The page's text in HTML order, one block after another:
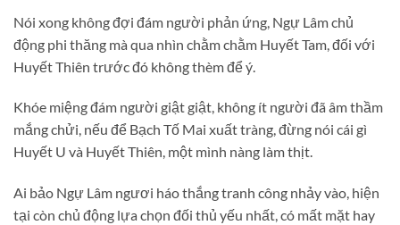
Nói xong không đợi đám người phản ứng, Ngự Lâm chủ
động phi thăng mà qua nhìn chằm chằm Huyết Tam, đối với
Huyết Thiên trước đó không thèm để ý.
Khóe miệng đám người giật giật, không ít người đã âm thầm
mắng chửi, nếu để Bạch Tố Mai xuất tràng, đừng nói cái gì
Huyết U và Huyết Thiên, một mình nàng làm thịt.
Ai bảo Ngự Lâm ngươi háo thắng tranh công nhảy vào, hiện
tại còn chủ động lựa chọn đối thủ yếu nhất, có mất mặt hay